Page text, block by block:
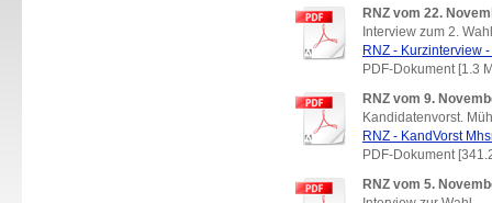
RNZ vom 22.
Interview zum 2.
RNZ - Kurzinterview
PDF-Dokument [1.3
RNZ vom 9.
Kandidatenvorst.
RNZ - KandVorst
PDF-Dokument
RNZ vom 5.